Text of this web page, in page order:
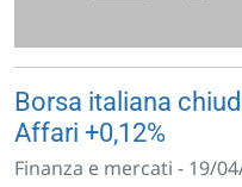
Borsa italiana
Affari +0,12%
Finanza e mercati - 19/